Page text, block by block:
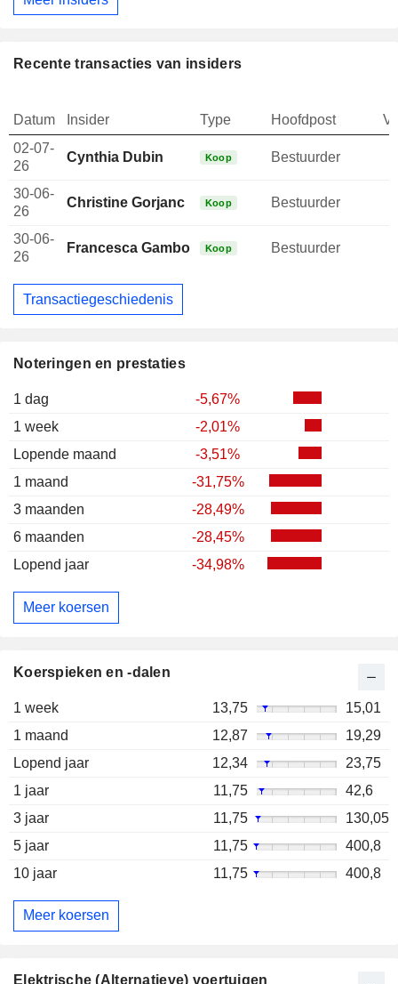
Noteringen en prestaties
1 dag
-5,67%
1 week
-2,01%
Lopende maand
-3,51%
1 maand
-31,75%
3 maanden
-28,49%
6 maanden
-28,45%
Lopend jaar
-34,98%
Meer koersen
Koerspieken en -dalen
1 week 13,75
15,01
1 maand
12,87
19,29
Lopend jaar
12,34
23,75
1 jaar
11,75
42,6
3 jaar
11,75
130,05
5 jaar
11,75
400,8
10 jaar
11,75 400,8
Meer koersen
Recente transacties van insiders
Datum Insider Type Hoofdpost
02-07-
26
Cynthia Dubin Koop Bestuurder
30-06-
26
Christine Gorjanc Koop Bestuurder
30-06-
26
Francesca Gamboni Koop Bestuurder
Transactiegeschiedenis
Elektrische (Alternatieve) voertuigen